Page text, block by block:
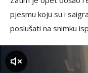
pjesmu koju su i
poslušati na snimku